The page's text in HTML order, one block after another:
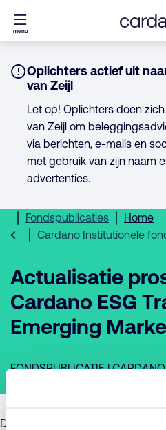
Direct
naar
menu
Notice:
Oplichters actief uit
van Zeijl
Let op! Oplichters doen
van Zeijl om
via berichten, e-mails en
met gebruik van zijn naam
advertenties.
Home
Fondspublicaties
Cardano Institutionele
Actualisatie
Cardano ESG
Emerging
FONDSPUBLICATIE |
De beheerder van Cardano ESG